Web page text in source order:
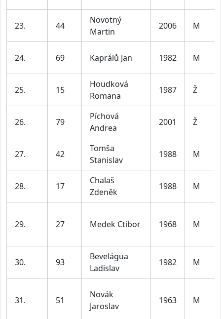
23. 44
Novotný
Martin
2006 M
24. 69 Kaprálů Jan 1982 M
25. 15
Houdková
Romana
1987 Ž
26. 79
Píchová
Andrea
2001 Ž
27. 42
Tomša
Stanislav
1988 M
28. 17
Chalaš
Zdeněk
1988 M
29. 27 Medek Ctibor 1968 M
30. 93
Bevelágua
Ladislav
1982 M
31. 51
Novák
Jaroslav
1963 M